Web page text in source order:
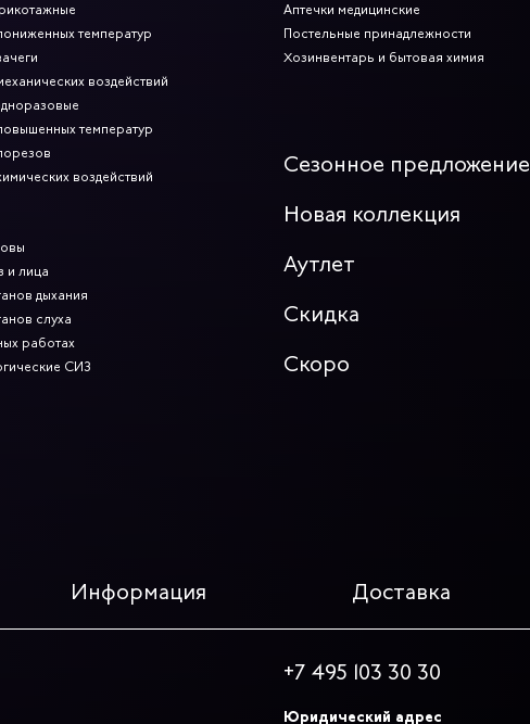
температур
воздействий
температур
воздействий
и лица
дыхания
слуха
работах
СИЗ
Аптечки медицинские
Постельные принадлежности
Хозинвентарь и бытовая химия
Сезонное предложение
Новая коллекция
Аутлет
Скидка
Скоро
Информация Доставка
+7 495 103 30 30
Юридический адрес